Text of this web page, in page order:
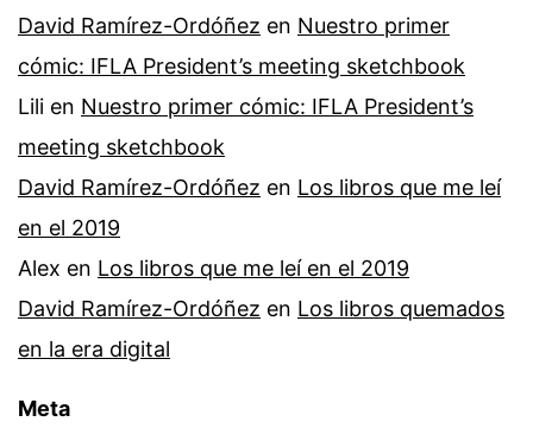
David Ramírez-Ordóñez en Nuestro primer
cómic: IFLA President’s meeting sketchbook
Lili en Nuestro primer cómic: IFLA President’s
meeting sketchbook
David Ramírez-Ordóñez en Los libros que me leí
en el 2019
Alex en Los libros que me leí en el 2019
David Ramírez-Ordóñez en Los libros quemados
en la era digital
Meta